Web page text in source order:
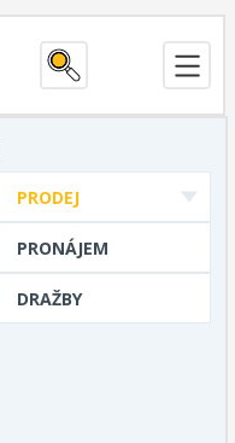
PRODEJ
PRONÁJEM
DRAŽBY